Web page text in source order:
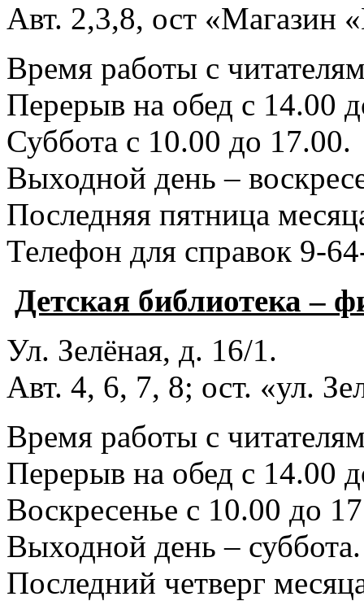
Авт. 2,3,8, ост «Магазин
Время работы с
Перерыв на обед с 14.00
Суббота с 10.00 до 17.00.
Выходной день –
Последняя пятница
Телефон для справок 9-
Детская библиотека –
Ул. Зелёная, д. 16/1.
Авт. 4, 6, 7, 8; ост. «ул.
Время работы с
Перерыв на обед с 14.00
Воскресенье с 10.00 до
Выходной день – суббота.
Последний четверг